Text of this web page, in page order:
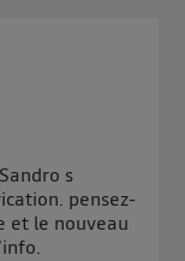
s
pensez-
et le nouveau